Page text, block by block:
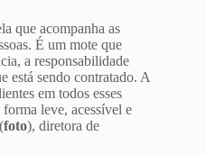
que acompanha as
É um mote que
a responsabilidade
está sendo contratado. A
em todos esses
leve, acessível e
foto), diretora de